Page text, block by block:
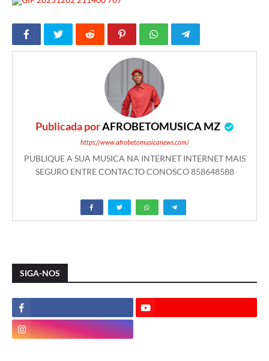
Publicada porAFROBETOMUSICA MZ
https://www.afrobetomusicanews.com/
PUBLIQUE A SUA MUSICA NA INTERNET INTERNET MAIS
SEGURO ENTRE CONTACTO CONOSCO 858648588
SIGA-NOS